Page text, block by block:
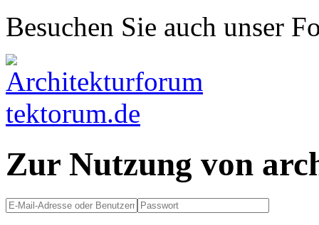
Besuchen Sie auch unser
Zur Nutzung von